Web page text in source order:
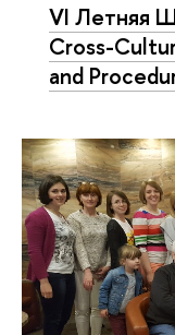
VI Летняя
Cross-
and